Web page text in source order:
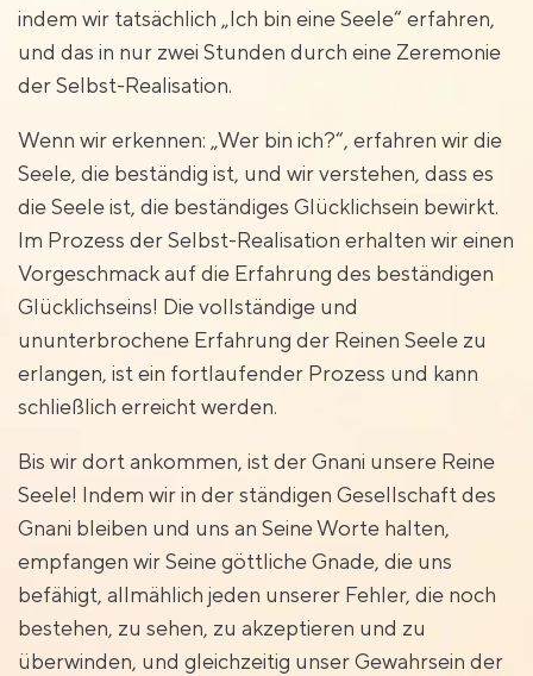
indem wir tatsächlich „Ich bin eine Seele“ erfahren,
und das in nur zwei Stunden durch eine Zeremonie
der Selbst-Realisation.
Wenn wir erkennen: „Wer bin ich?“, erfahren wir die
Seele, die beständig ist, und wir verstehen, dass es
die Seele ist, die beständiges Glücklichsein bewirkt.
Im Prozess der Selbst-Realisation erhalten wir einen
Vorgeschmack auf die Erfahrung des beständigen
Glücklichseins! Die vollständige und
ununterbrochene Erfahrung der Reinen Seele zu
erlangen, ist ein fortlaufender Prozess und kann
schließlich erreicht werden.
Bis wir dort ankommen, ist der Gnani unsere Reine
Seele! Indem wir in der ständigen Gesellschaft des
Gnani bleiben und uns an Seine Worte halten,
empfangen wir Seine göttliche Gnade, die uns
befähigt, allmählich jeden unserer Fehler, die noch
bestehen, zu sehen, zu akzeptieren und zu
überwinden, und gleichzeitig unser Gewahrsein der